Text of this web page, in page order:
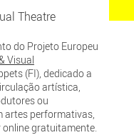
Theatre
do Projeto Europeu
Visual
(FI), dedicado a
artística,
ou
artes performativas,
gratuitamente.